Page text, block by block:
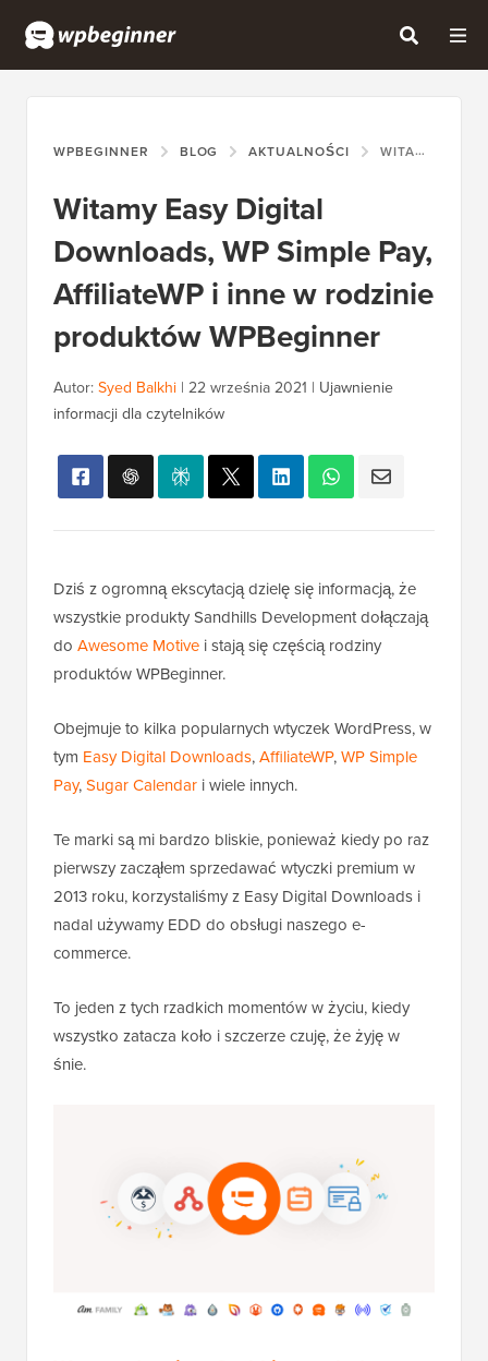
WPBEGINNER BLOG AKTUALNOŚCI WITAMY EASY DIGITAL DOWNLOADS, WP SIMPLE PAY, AFFILIATEWP I INNE W RODZINIE PRODUKTÓW WPBEGINNER
Witamy Easy Digital
Downloads, WP Simple Pay,
AffiliateWP i inne w rodzinie
produktów WPBeginner
Autor:Syed Balkhi | 22 września 2021 | Ujawnienie
informacji dla czytelników
Dziś z ogromną ekscytacją dzielę się informacją, że
wszystkie produkty Sandhills Development dołączają
do Awesome Motive i stają się częścią rodziny
produktów WPBeginner.
Obejmuje to kilka popularnych wtyczek WordPress, w
tym Easy Digital Downloads,AffiliateWP,WP Simple
Pay,Sugar Calendar i wiele innych.
Te marki są mi bardzo bliskie, ponieważ kiedy po raz
pierwszy zacząłem sprzedawać wtyczki premium w
2013 roku, korzystaliśmy z Easy Digital Downloads i
nadal używamy EDD do obsługi naszego e-
commerce.
To jeden z tych rzadkich momentów w życiu, kiedy
wszystko zatacza koło i szczerze czuję, że żyję w
śnie.